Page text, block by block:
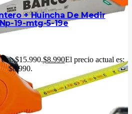
+ Huincha De Medir
19-mtg-5-19e
$15.990.$8.990El precio actual es:
$8.990.